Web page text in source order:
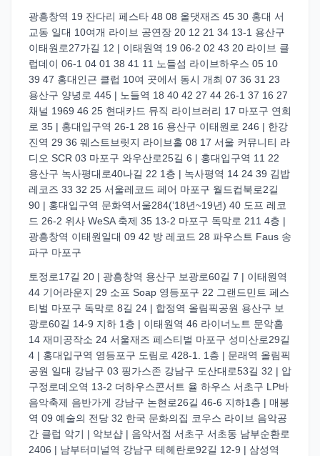
광흥창역 19 잔다리 페스타 48 08 올댓재즈 45 30 홍대 서
교동 일대 10여개 라이브 공연장 20 12 21 34 13-1 용산구
이태원로27가길 12 | 이태원역 19 06-2 02 43 20 라이브 클
럽데이 06-1 04 01 38 41 11 노들섬 라이브하우스 05 10
39 47 홍대인근 클럽 10여 곳에서 동시 개최 07 36 31 23
용산구 양녕로 445 | 노들역 18 40 42 27 44 26-1 37 16 27
채널 1969 46 25 현대카드 뮤직 라이브러리 17 마포구 연희
로 35 | 홍대입구역 26-1 28 16 용산구 이태원로 246 | 한강
진역 29 36 웨스트브릿지 라이브홀 08 17 서울 커뮤니티 라
디오 SCR 03 마포구 와우산로25길 6 | 홍대입구역 11 22
용산구 녹사평대로40나길 22 1층 | 녹사평역 14 24 39 김밥
레코즈 33 32 25 서울레코드 페어 마포구 월드컵북로2길
90 | 홍대입구역 문화역서울284(’18년~19년) 40 도프 레코
드 26-2 위사 WeSA 축제 35 13-2 마포구 독막로 211 4층 |
광흥창역 이태원일대 09 42 방 레코드 28 파우스트 Faus 송
파구 마포구
토정로17길 20 | 광흥창역 용산구 보광로60길 7 | 이태원역
44 기어라운지 29 소프 Soap 영등포구 22 그랜드민트 페스
티벌 마포구 독막로 8길 24 | 합정역 올림픽공원 용산구 보
광로60길 14-9 지하 1층 | 이태원역 46 라이너노트 문악홈
14 재미공작소 24 서울재즈 페스티벌 마포구 성미산로29길
4 | 홍대입구역 영등포구 도림로 428-1. 1층 | 문래역 올림픽
공원 일대 강남구 03 핑가스존 강남구 도산대로53길 32 | 압
구정로데오역 13-2 더하우스콘서트 율 하우스 서초구 LP바
음악축제 음반가게 강남구 논현로26길 46-6 지하1층 | 매봉
역 09 예술의 전당 32 한국 문화의집 코우스 라이브 음악공
간 클럽 악기 | 악보샵 | 음악서점 서초구 서초동 남부순환로
2406 | 남부터미널역 강남구 테헤란로92길 12-9 | 삼성역